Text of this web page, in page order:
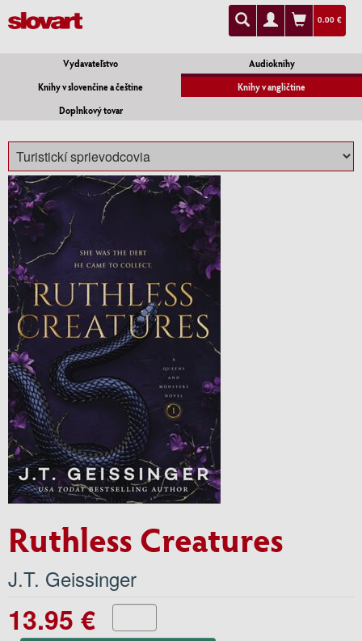
0.00 €
Vydavateľstvo
Audioknihy
Knihy v slovenčine a češtine
Knihy v angličtine
Doplnkový tovar
Ruthless Creatures
J.T. Geissinger
13.95 €